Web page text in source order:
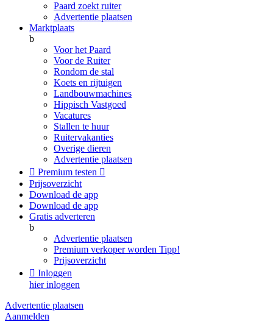
Paard zoekt ruiter
Advertentie plaatsen
Marktplaats
b
Voor het Paard
Voor de Ruiter
Rondom de stal
Koets en rijtuigen
Landbouwmachines
Hippisch Vastgoed
Vacatures
Stallen te huur
Ruitervakanties
Overige dieren
Advertentie plaatsen
 Premium testen 
Prijsoverzicht
Download de app
Download de app
Gratis adverteren
b
Advertentie plaatsen
Premium verkoper worden Tipp!
Prijsoverzicht
 Inloggen
hier inloggen
Advertentie plaatsen
Aanmelden